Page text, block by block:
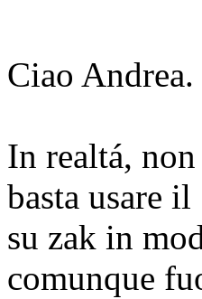
Ciao Andrea.
In realtá,
basta usare
su zak in
comunque